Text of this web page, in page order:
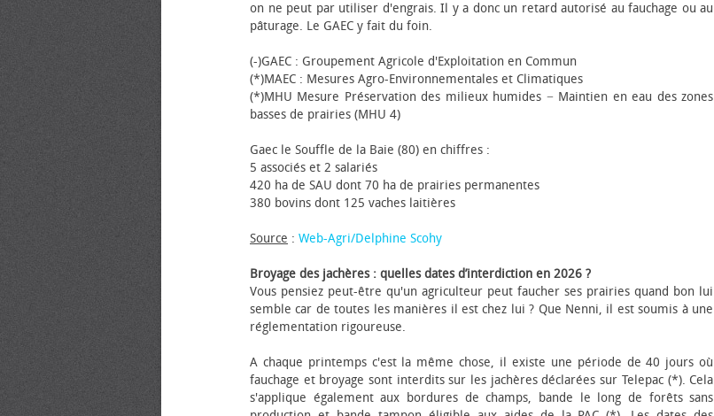
on ne peut par utiliser d'engrais. Il y a donc un retard autorisé au fauchage ou au
pâturage. Le GAEC y fait du foin.
(-)GAEC : Groupement Agricole d'Exploitation en Commun
(*)MAEC : Mesures Agro-Environnementales et Climatiques
(*)MHU Mesure Préservation des milieux humides − Maintien en eau des zones
basses de prairies (MHU 4)
Gaec le Souffle de la Baie (80) en chiffres :
5 associés et 2 salariés
420 ha de SAU dont 70 ha de prairies permanentes
380 bovins dont 125 vaches laitières
Source : Web-Agri/Delphine Scohy
Broyage des jachères : quelles dates d’interdiction en 2026 ?
Vous pensiez peut-être qu'un agriculteur peut faucher ses prairies quand bon lui
semble car de toutes les manières il est chez lui ? Que Nenni, il est soumis à une
réglementation rigoureuse.
A chaque printemps c'est la même chose, il existe une période de 40 jours où
fauchage et broyage sont interdits sur les jachères déclarées sur Telepac (*). Cela
s'applique également aux bordures de champs, bande le long de forêts sans